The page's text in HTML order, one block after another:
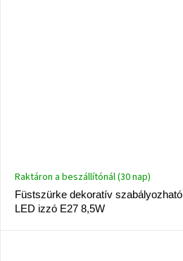
Füstszürke dekoratív szabályozható
LED izzó E27 8,5W
Raktáron a beszállítónál (30 nap)